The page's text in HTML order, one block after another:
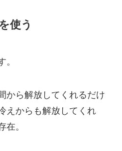
使う
。
から解放してくれるだけ
えからも解放してくれ
在。